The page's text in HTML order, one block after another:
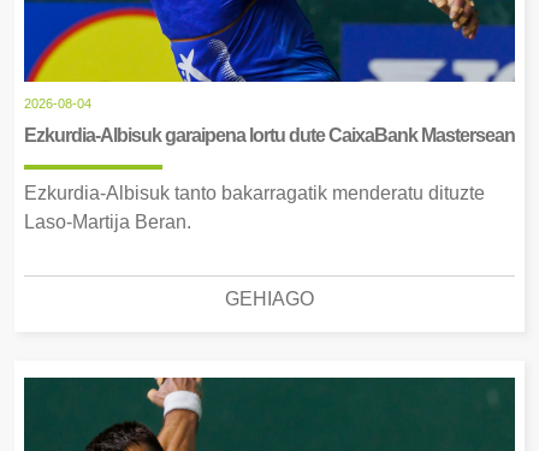
2026-08-04
Ezkurdia-Albisuk garaipena lortu dute CaixaBank Mastersean
Ezkurdia-Albisuk tanto bakarragatik menderatu dituzte
Laso-Martija Beran.
GEHIAGO